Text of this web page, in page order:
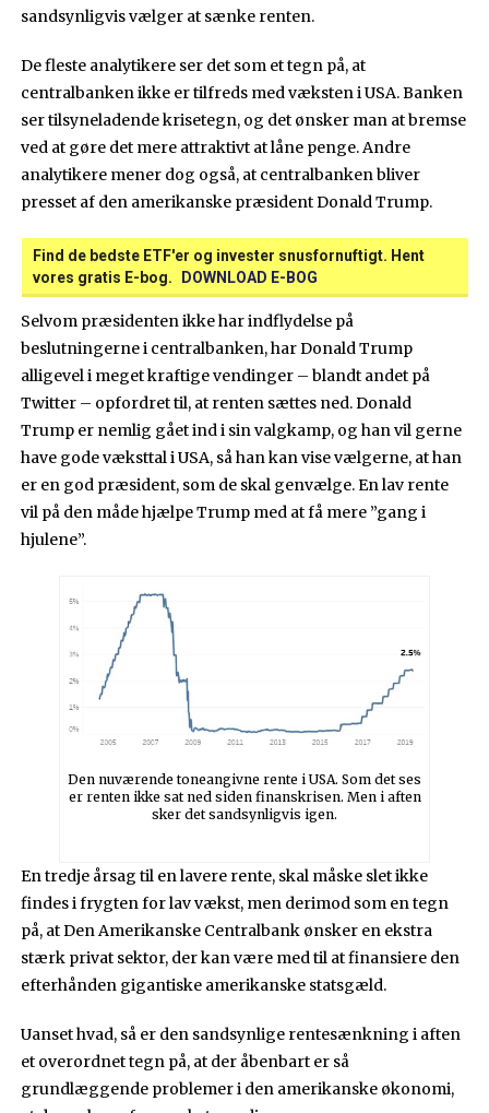
sandsynligvis vælger at sænke renten.
De fleste analytikere ser det som et tegn på, at
centralbanken ikke er tilfreds med væksten i USA. Banken
ser tilsyneladende krisetegn, og det ønsker man at bremse
ved at gøre det mere attraktivt at låne penge. Andre
analytikere mener dog også, at centralbanken bliver
presset af den amerikanske præsident Donald Trump.
Find de bedste ETF'er og invester snusfornuftigt. Hent
vores gratis E-bog.
DOWNLOAD E-BOG
Selvom præsidenten ikke har indflydelse på
beslutningerne i centralbanken, har Donald Trump
alligevel i meget kraftige vendinger – blandt andet på
Twitter – opfordret til, at renten sættes ned. Donald
Trump er nemlig gået ind i sin valgkamp, og han vil gerne
have gode væksttal i USA, så han kan vise vælgerne, at han
er en god præsident, som de skal genvælge. En lav rente
vil på den måde hjælpe Trump med at få mere ”gang i
hjulene”.
Den nuværende toneangivne rente i USA. Som det ses
er renten ikke sat ned siden finanskrisen. Men i aften
sker det sandsynligvis igen.
En tredje årsag til en lavere rente, skal måske slet ikke
findes i frygten for lav vækst, men derimod som en tegn
på, at Den Amerikanske Centralbank ønsker en ekstra
stærk privat sektor, der kan være med til at finansiere den
efterhånden gigantiske amerikanske statsgæld.
Uanset hvad, så er den sandsynlige rentesænkning i aften
et overordnet tegn på, at der åbenbart er så
grundlæggende problemer i den amerikanske økonomi,